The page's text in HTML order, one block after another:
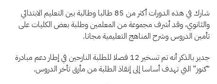
شارك في هذه الدورات أكثر من 85 طالبا وطالبة بين التعليم الابتدائي
والثانوي، وقد أشرف مجموعة من المعلمين وطلبة بعض الكليات على
تأمين الدروس وشرح المناهج التعليمية مجانا.
جدير بالذكر أنه تم تسخير 12 فصلا للطلبة النازحين في إطار دعم مبادرة
“كنوز” التي تهدف أساسا إلى إنقاذ الطلبة من مأزق تأخر الدروس.